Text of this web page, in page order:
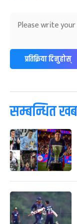
२४
सोम
अन्तराष्ट्रिय नारी
फाल्गुन २४, २०८३
ग्याल्पो ल्होसार
फाल्गुन २५, २०८३
७ पूर्णिमा व्रत
८
सोम चैत्र ८, २०८३-Mar
प्रतिक्रिया दिनुहोस्
सम्बन्धित